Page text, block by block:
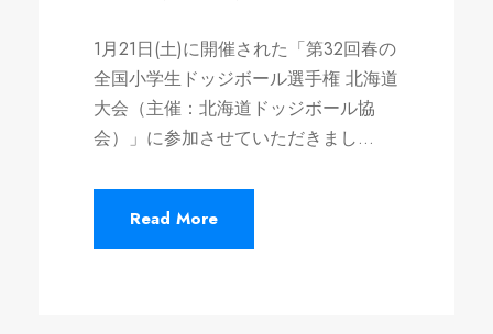
1月21日(土)に開催された「第32回春の
全国小学生ドッジボール選手権 北海道
大会（主催：北海道ドッジボール協
会）」に参加させていただきまし...
Read More